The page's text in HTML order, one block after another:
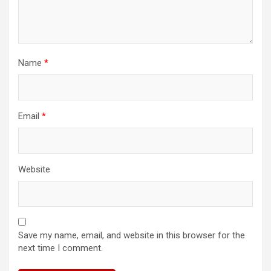
Name *
Email *
Website
Save my name, email, and website in this browser for the
next time I comment.